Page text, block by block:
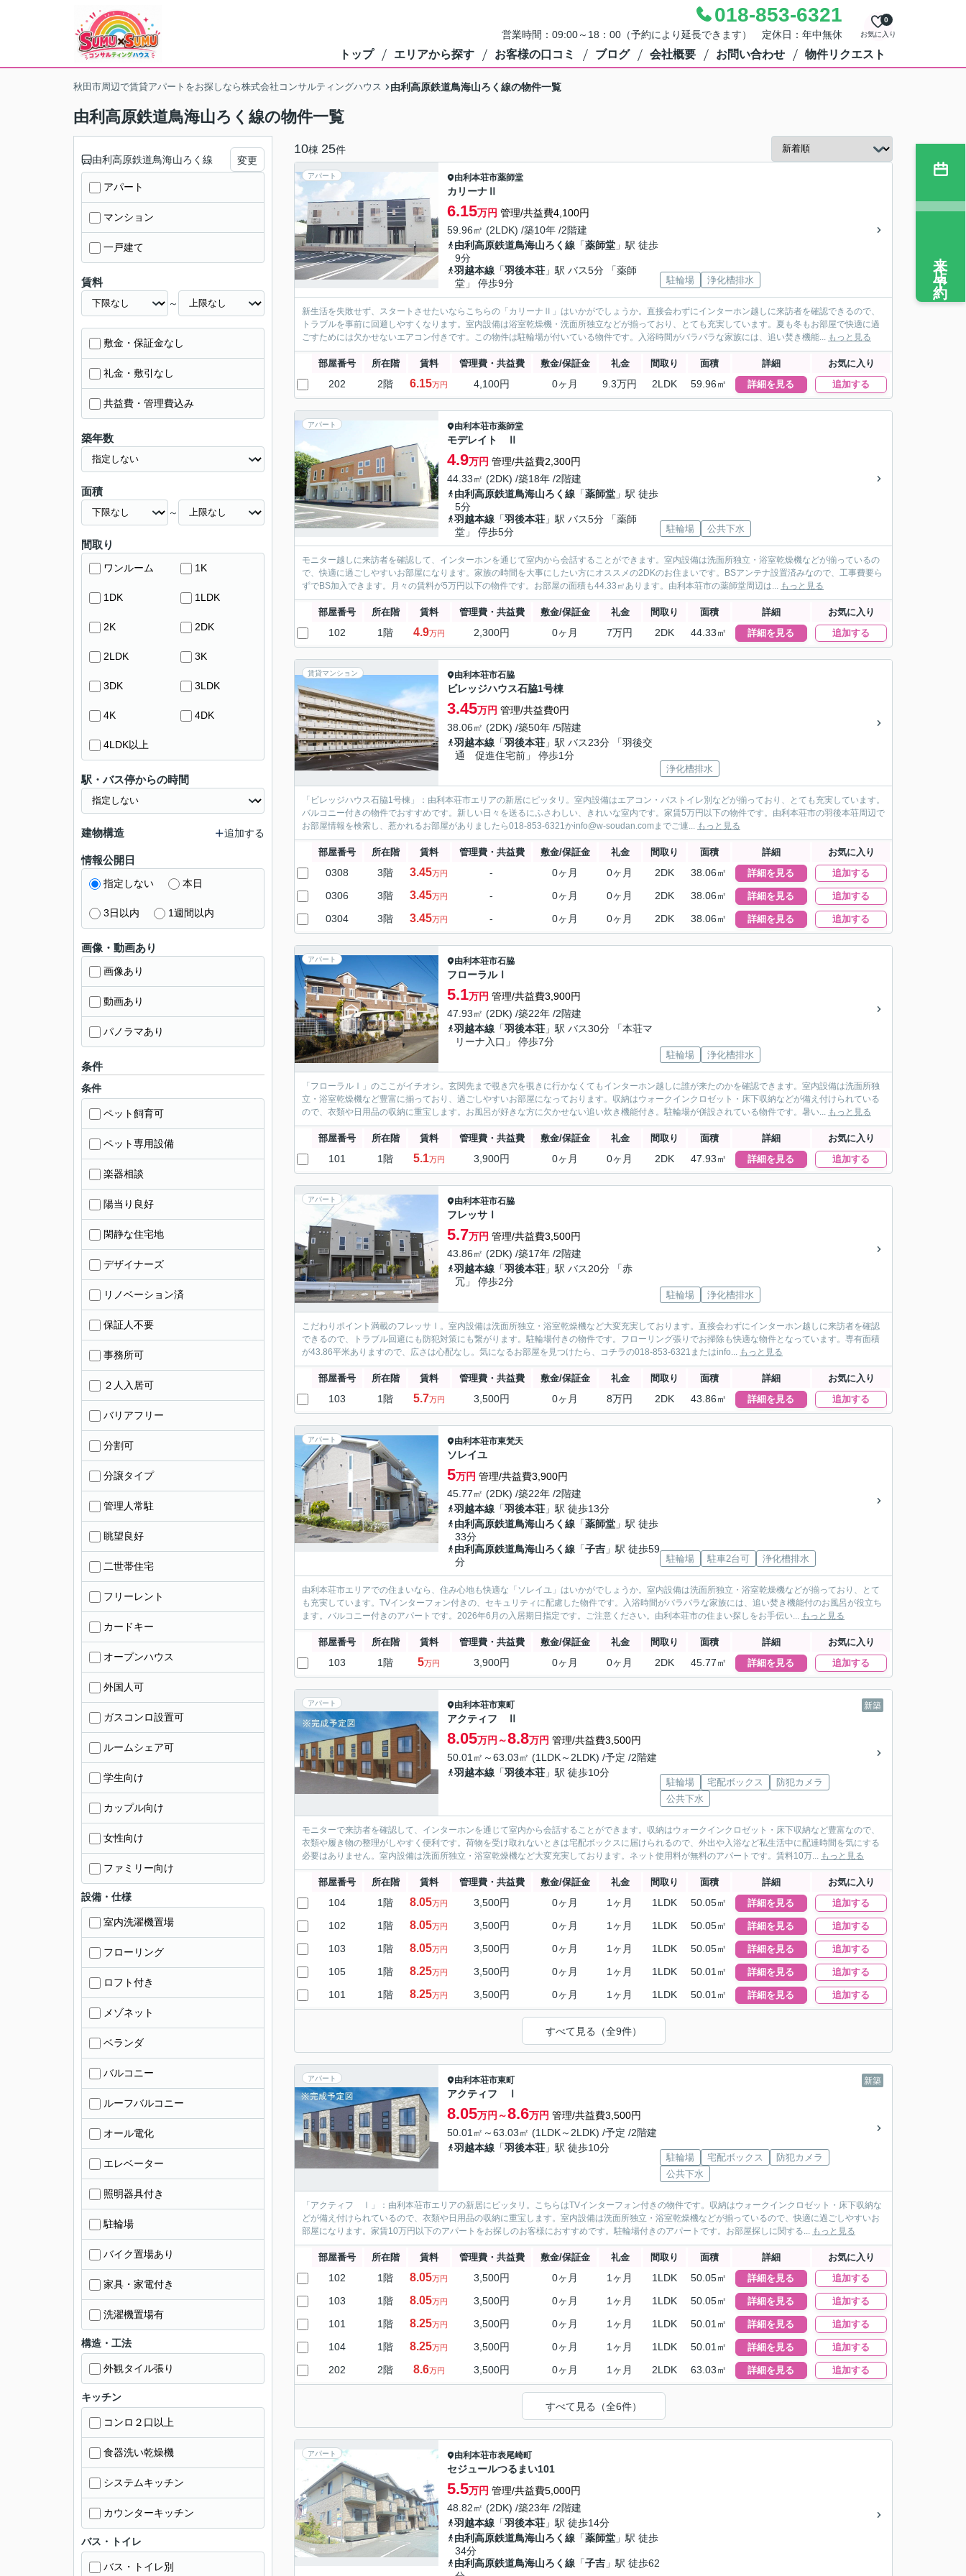
018-853-6321
営業時間：09:00～18：00（予約により延長できます） 定休日：年中無休 お気に入り
0
トップ エリアから探す お客様の口コミ ブログ 会社概要 お問い合わせ 物件リクエスト
秋田市周辺で賃貸アパートをお探しなら株式会社コンサルティングハウス 由利高原鉄道鳥海山ろく線の物件一覧
由利高原鉄道鳥海山ろく線の物件一覧
10棟 25件
アパート 由利本荘市薬師堂
カリーナⅡ
6.15万円 管理/共益費4,100円
59.96㎡ (2LDK) /築10年 /2階建
由利高原鉄道鳥海山ろく線 「薬師堂 」駅 徒歩
9分
羽越本線 「羽後本荘 」駅 バス5分 「薬師
堂」 停歩9分
駐輪場 浄化槽排水
新生活を失敗せず、スタートさせたいならこちらの「カリーナⅡ」はいかがでしょうか。直接会わずにインターホン越しに来訪者を確認できるので、
トラブルを事前に回避しやすくなります。室内設備は浴室乾燥機・洗面所独立などが揃っており、とても充実しています。夏も冬もお部屋で快適に過
ごすためには欠かせないエアコン付きです。この物件は駐輪場が付いている物件です。入浴時間がバラバラな家族には、追い焚き機能... もっと見る
部屋番号 所在階 賃料 管理費・共益費 敷金/保証金 礼金 間取り 面積 詳細 お気に入り
202 2階 6.15万円 4,100円 0ヶ月 9.3万円 2LDK 59.96㎡ 詳細を見る 追加する
アパート 由利本荘市薬師堂
モデレイト Ⅱ
4.9万円 管理/共益費2,300円
44.33㎡ (2DK) /築18年 /2階建
由利高原鉄道鳥海山ろく線 「薬師堂 」駅 徒歩
5分
羽越本線 「羽後本荘 」駅 バス5分 「薬師
堂」 停歩5分
駐輪場 公共下水
モニター越しに来訪者を確認して、インターホンを通じて室内から会話することができます。室内設備は洗面所独立・浴室乾燥機などが揃っているの
で、快適に過ごしやすいお部屋になります。家族の時間を大事にしたい方にオススメの2DKのお住まいです。BSアンテナ設置済みなので、工事費要ら
ずでBS加入できます。月々の賃料が5万円以下の物件です。お部屋の面積も44.33㎡あります。由利本荘市の薬師堂周辺は... もっと見る
部屋番号 所在階 賃料 管理費・共益費 敷金/保証金 礼金 間取り 面積 詳細 お気に入り
102 1階 4.9万円 2,300円 0ヶ月 7万円 2DK 44.33㎡ 詳細を見る 追加する
賃貸マンション 由利本荘市石脇
ビレッジハウス石脇1号棟
3.45万円 管理/共益費0円
38.06㎡ (2DK) /築50年 /5階建
羽越本線 「羽後本荘 」駅 バス23分 「羽後交
通 促進住宅前」 停歩1分
浄化槽排水
「ビレッジハウス石脇1号棟」：由利本荘市エリアの新居にピッタリ。室内設備はエアコン・バストイレ別などが揃っており、とても充実しています。
バルコニー付きの物件でおすすめです。新しい日々を送るにふさわしい、きれいな室内です。家賃5万円以下の物件です。由利本荘市の羽後本荘周辺で
お部屋情報を検索し、惹かれるお部屋がありましたら018-853-6321かinfo@w-soudan.comまでご連... もっと見る
部屋番号 所在階 賃料 管理費・共益費 敷金/保証金 礼金 間取り 面積 詳細 お気に入り
0308 3階 3.45万円 - 0ヶ月 0ヶ月 2DK 38.06㎡ 詳細を見る 追加する
0306 3階 3.45万円 - 0ヶ月 0ヶ月 2DK 38.06㎡ 詳細を見る 追加する
0304 3階 3.45万円 - 0ヶ月 0ヶ月 2DK 38.06㎡ 詳細を見る 追加する
アパート 由利本荘市石脇
フローラルⅠ
5.1万円 管理/共益費3,900円
47.93㎡ (2DK) /築22年 /2階建
羽越本線 「羽後本荘 」駅 バス30分 「本荘マ
リーナ入口」 停歩7分
駐輪場 浄化槽排水
「フローラルⅠ」のここがイチオシ。玄関先まで覗き穴を覗きに行かなくてもインターホン越しに誰が来たのかを確認できます。室内設備は洗面所独
立・浴室乾燥機など豊富に揃っており、過ごしやすいお部屋になっております。収納はウォークインクロゼット・床下収納などが備え付けられている
ので、衣類や日用品の収納に重宝します。お風呂が好きな方に欠かせない追い炊き機能付き。駐輪場が併設されている物件です。暑い... もっと見る
部屋番号 所在階 賃料 管理費・共益費 敷金/保証金 礼金 間取り 面積 詳細 お気に入り
101 1階 5.1万円 3,900円 0ヶ月 0ヶ月 2DK 47.93㎡ 詳細を見る 追加する
アパート 由利本荘市石脇
フレッサⅠ
5.7万円 管理/共益費3,500円
43.86㎡ (2DK) /築17年 /2階建
羽越本線 「羽後本荘 」駅 バス20分 「赤
冗」 停歩2分
駐輪場 浄化槽排水
こだわりポイント満載のフレッサⅠ。室内設備は洗面所独立・浴室乾燥機など大変充実しております。直接会わずにインターホン越しに来訪者を確認
できるので、トラブル回避にも防犯対策にも繋がります。駐輪場付きの物件です。フローリング張りでお掃除も快適な物件となっています。専有面積
が43.86平米ありますので、広さは心配なし。気になるお部屋を見つけたら、コチラの018-853-6321またはinfo... もっと見る
部屋番号 所在階 賃料 管理費・共益費 敷金/保証金 礼金 間取り 面積 詳細 お気に入り
103 1階 5.7万円 3,500円 0ヶ月 8万円 2DK 43.86㎡ 詳細を見る 追加する
アパート 由利本荘市東梵天
ソレイユ
5万円 管理/共益費3,900円
45.77㎡ (2DK) /築22年 /2階建
羽越本線 「羽後本荘 」駅 徒歩13分
由利高原鉄道鳥海山ろく線 「薬師堂 」駅 徒歩
33分
由利高原鉄道鳥海山ろく線 「子吉 」駅 徒歩59
分
駐輪場 駐車2台可 浄化槽排水
由利本荘市エリアでの住まいなら、住み心地も快適な「ソレイユ」はいかがでしょうか。室内設備は洗面所独立・浴室乾燥機などが揃っており、とて
も充実しています。TVインターフォン付きの、セキュリティに配慮した物件です。入浴時間がバラバラな家族には、追い焚き機能付のお風呂が役立ち
ます。バルコニー付きのアパートです。2026年6月の入居期日指定です。ご注意ください。由利本荘市の住まい探しをお手伝い... もっと見る
部屋番号 所在階 賃料 管理費・共益費 敷金/保証金 礼金 間取り 面積 詳細 お気に入り
103 1階 5万円 3,900円 0ヶ月 0ヶ月 2DK 45.77㎡ 詳細を見る 追加する
アパート 新築
由利本荘市東町
アクティフ Ⅱ
8.05万円～8.8万円 管理/共益費3,500円
50.01㎡～63.03㎡ (1LDK～2LDK) /予定 /2階建
羽越本線 「羽後本荘 」駅 徒歩10分
駐輪場 宅配ボックス
防犯カメラ
公共下水
モニターで来訪者を確認して、インターホンを通じて室内から会話することができます。収納はウォークインクロゼット・床下収納など豊富なので、
衣類や履き物の整理がしやすく便利です。荷物を受け取れないときは宅配ボックスに届けられるので、外出や入浴など私生活中に配達時間を気にする
必要はありません。室内設備は洗面所独立・浴室乾燥機など大変充実しております。ネット使用料が無料のアパートです。賃料10万... もっと見る
部屋番号 所在階 賃料 管理費・共益費 敷金/保証金 礼金 間取り 面積 詳細 お気に入り
104 1階 8.05万円 3,500円 0ヶ月 1ヶ月 1LDK 50.05㎡ 詳細を見る 追加する
102 1階 8.05万円 3,500円 0ヶ月 1ヶ月 1LDK 50.05㎡ 詳細を見る 追加する
103 1階 8.05万円 3,500円 0ヶ月 1ヶ月 1LDK 50.05㎡ 詳細を見る 追加する
105 1階 8.25万円 3,500円 0ヶ月 1ヶ月 1LDK 50.01㎡ 詳細を見る 追加する
101 1階 8.25万円 3,500円 0ヶ月 1ヶ月 1LDK 50.01㎡ 詳細を見る 追加する
すべて見る（全9件）
アパート 新築
由利本荘市東町
アクティフ Ⅰ
8.05万円～8.6万円 管理/共益費3,500円
50.01㎡～63.03㎡ (1LDK～2LDK) /予定 /2階建
羽越本線 「羽後本荘 」駅 徒歩10分
駐輪場 宅配ボックス
防犯カメラ
公共下水
「アクティフ Ⅰ」：由利本荘市エリアの新居にピッタリ。こちらはTVインターフォン付きの物件です。収納はウォークインクロゼット・床下収納な
どが備え付けられているので、衣類や日用品の収納に重宝します。室内設備は洗面所独立・浴室乾燥機などが揃っているので、快適に過ごしやすいお
部屋になります。家賃10万円以下のアパートをお探しのお客様におすすめです。駐輪場付きのアパートです。お部屋探しに関する... もっと見る
部屋番号 所在階 賃料 管理費・共益費 敷金/保証金 礼金 間取り 面積 詳細 お気に入り
102 1階 8.05万円 3,500円 0ヶ月 1ヶ月 1LDK 50.05㎡ 詳細を見る 追加する
103 1階 8.05万円 3,500円 0ヶ月 1ヶ月 1LDK 50.05㎡ 詳細を見る 追加する
101 1階 8.25万円 3,500円 0ヶ月 1ヶ月 1LDK 50.01㎡ 詳細を見る 追加する
104 1階 8.25万円 3,500円 0ヶ月 1ヶ月 1LDK 50.01㎡ 詳細を見る 追加する
202 2階 8.6万円 3,500円 0ヶ月 1ヶ月 2LDK 63.03㎡ 詳細を見る 追加する
すべて見る（全6件）
アパート 由利本荘市表尾崎町
セジュールつるまい101
5.5万円 管理/共益費5,000円
48.82㎡ (2DK) /築23年 /2階建
羽越本線 「羽後本荘 」駅 徒歩14分
由利高原鉄道鳥海山ろく線 「薬師堂 」駅 徒歩
34分
由利高原鉄道鳥海山ろく線 「子吉 」駅 徒歩62
由利高原鉄道鳥海山ろく線 変更
アパート
マンション
一戸建て
賃料
～
敷金・保証金なし
礼金・敷引なし
共益費・管理費込み
築年数
面積
～
間取り
ワンルーム 1K
1DK 1LDK
2K 2DK
2LDK 3K
3DK 3LDK
4K 4DK
4LDK以上
駅・バス停からの時間
建物構造 追加する
情報公開日
指定しない 本日
3日以内 1週間以内
画像・動画あり
画像あり
動画あり
パノラマあり
条件
条件
ペット飼育可
ペット専用設備
楽器相談
陽当り良好
閑静な住宅地
デザイナーズ
リノベーション済
保証人不要
事務所可
２人入居可
バリアフリー
分割可
分譲タイプ
管理人常駐
眺望良好
二世帯住宅
フリーレント
カードキー
オープンハウス
外国人可
ガスコンロ設置可
ルームシェア可
学生向け
カップル向け
女性向け
ファミリー向け
設備・仕様
室内洗濯機置場
フローリング
ロフト付き
メゾネット
ベランダ
バルコニー
ルーフバルコニー
オール電化
エレベーター
照明器具付き
駐輪場
バイク置場あり
家具・家電付き
洗濯機置場有
構造・工法
外観タイル張り
キッチン
コンロ２口以上
食器洗い乾燥機
システムキッチン
カウンターキッチン
バス・トイレ
バス・トイレ別
来店予約